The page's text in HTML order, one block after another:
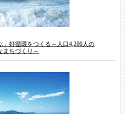
好循環をつくる～人口4,200人の
まちづくり～